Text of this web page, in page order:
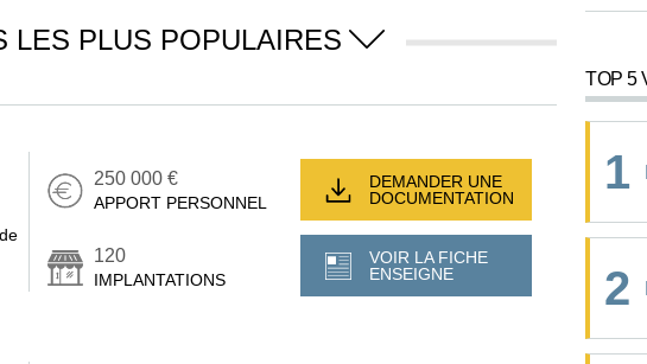
LES PLUS POPULAIRES
250 000 €
APPORT PERSONNEL
120
IMPLANTATIONS
DEMANDER UNE
DOCUMENTATION
VOIR LA FICHE
ENSEIGNE
TOP 5
1
2